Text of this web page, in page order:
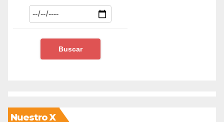
Nuestro X